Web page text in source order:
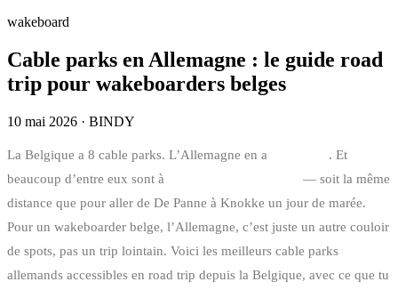
wakeboard
Cable parks en Allemagne : le guide road
trip pour wakeboarders belges
10 mai 2026 · BINDY
La Belgique a 8 cable parks. L’Allemagne en a
. Et
beaucoup d’entre eux sont à
— soit la même
distance que pour aller de De Panne à Knokke un jour de marée.
Pour un wakeboarder belge, l’Allemagne, c’est juste un autre couloir
de spots, pas un trip lointain. Voici les meilleurs cable parks
allemands accessibles en road trip depuis la Belgique, avec ce que tu